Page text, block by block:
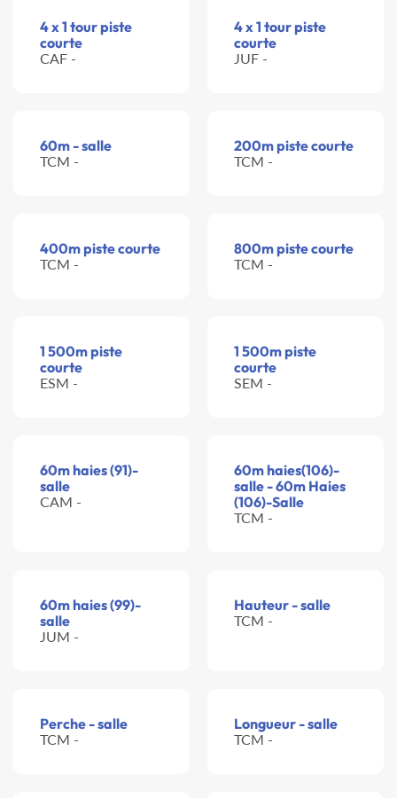
4 x 1 tour piste
courte
CAF -
4 x 1 tour piste
courte
JUF -
60m - salle
TCM -
200m piste courte
TCM -
400m piste courte
TCM -
800m piste courte
TCM -
1 500m piste
courte
ESM -
1 500m piste
courte
SEM -
60m haies (91)-
salle
CAM -
60m haies(106)-
salle - 60m Haies
(106)-Salle
TCM -
60m haies (99)-
salle
JUM -
Hauteur - salle
TCM -
Perche - salle
TCM -
Longueur - salle
TCM -